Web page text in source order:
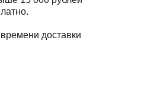
доставки